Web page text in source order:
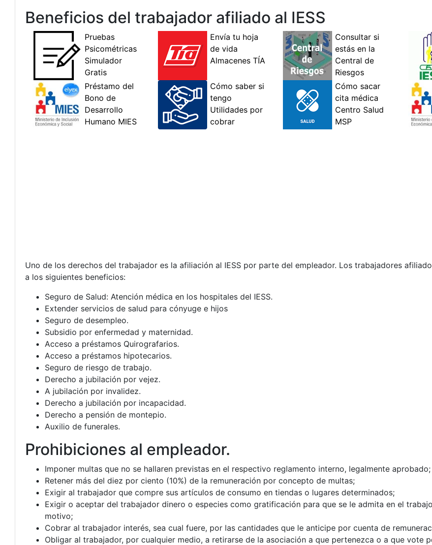
Beneficios del trabajador afiliado al IESS
Uno de los derechos del trabajador es la afiliación al IESS por parte del empleador. Los trabajadores
a los siguientes beneficios:
Seguro de Salud: Atención médica en los hospitales del IESS.
Extender servicios de salud para cónyuge e hijos
Seguro de desempleo.
Subsidio por enfermedad y maternidad.
Acceso a préstamos Quirografarios.
Acceso a préstamos hipotecarios.
Seguro de riesgo de trabajo.
Derecho a jubilación por vejez.
A jubilación por invalidez.
Derecho a jubilación por incapacidad.
Derecho a pensión de montepio.
Auxilio de funerales.
Prohibiciones al empleador.
Imponer multas que no se hallaren previstas en el respectivo reglamento interno, legalmente aprobado;
Retener más del diez por ciento (10%) de la remuneración por concepto de multas;
Exigir al trabajador que compre sus artículos de consumo en tiendas o lugares determinados;
Exigir o aceptar del trabajador dinero o especies como gratificación para que se le admita en el
motivo;
Cobrar al trabajador interés, sea cual fuere, por las cantidades que le anticipe por cuenta de
Obligar al trabajador, por cualquier medio, a retirarse de la asociación a que pertenezca o a que vote